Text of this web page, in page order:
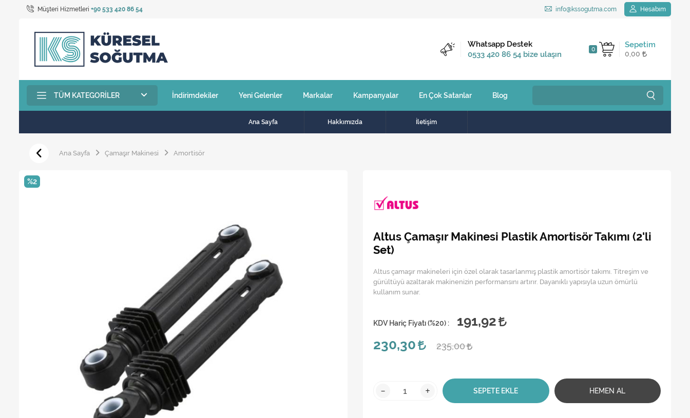
Müşteri Hizmetleri +90 533 420 86 54 info@kssogutma.com Hesabım
Sepetim
0
0,00
Kargo Bedava
2.500 TL ve üzeri
Whatsapp Destek
0533 420 86 54 bize ulaşın
TÜM KATEGORILER İndirimdekiler Yeni Gelenler Markalar Kampanyalar En Çok Satanlar Blog
Ana Sayfa Hakkımızda İletişim
Ana Sayfa Çamaşır Makinesi Amortisör
%2
Altus Çamaşır Makinesi Plastik Amortisör Takımı (2'li
Set)
Altus çamaşır makineleri için özel olarak tasarlanmış plastik amortisör takımı. Titreşim ve
gürültüyü azaltarak makinenizin performansını artırır. Dayanıklı yapısıyla uzun ömürlü
kullanım sunar.
KDV Hariç Fiyatı (%20) :
191,92
230,30
235,00
- + SEPETE EKLE HEMEN AL